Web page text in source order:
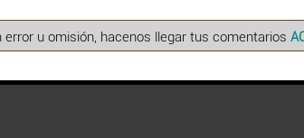
u omisión, hacenos llegar tus comentarios